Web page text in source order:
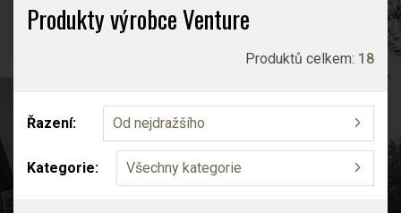
Produkty výrobce Venture
Produktů celkem: 18
Řazení: Od nejdražšího
Kategorie: Všechny kategorie